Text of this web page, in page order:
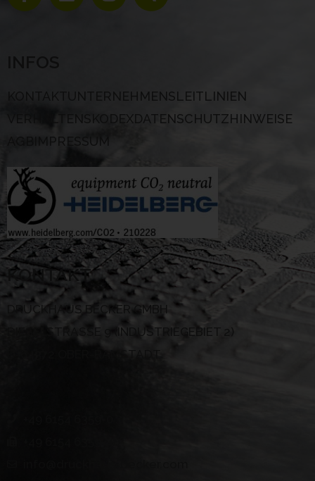
UNTERNEHMENSLEITLINIEN
VERHALTENSKODEX DATENSCHUTZHINWEISE
IMPRESSUM
KONTAKT
DRUCKHAUS BECKER GMBH
DIESELSTRASSE 9 (INDUSTRIEGEBIET 2)
D-64372 OBER-RAMSTADT